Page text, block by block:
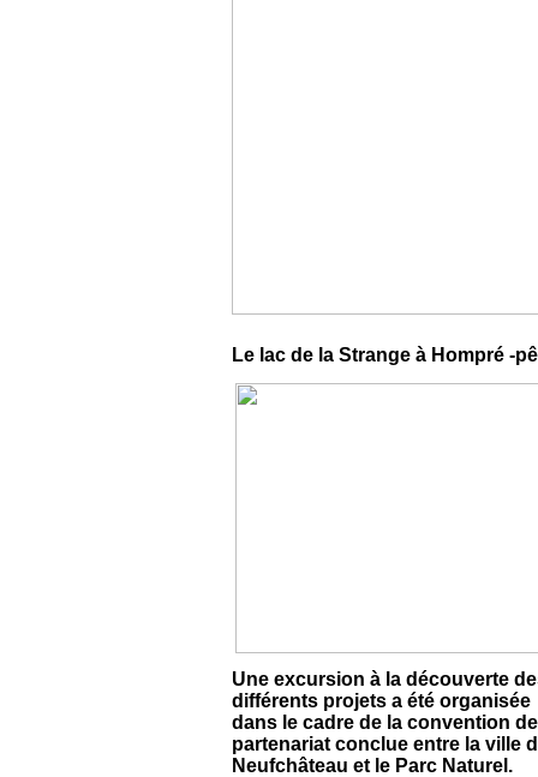
Le lac de la Strange à Hompré -
Une excursion à la découverte
différents projets a été organisée
dans le cadre de la convention de
partenariat conclue entre la ville
Neufchâteau et le Parc Naturel.